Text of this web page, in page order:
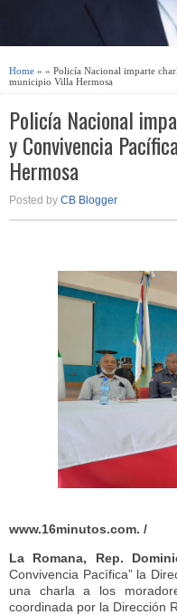
Home » » Policía Nacional imparte
municipio Villa Hermosa
Policía Nacional
y Convivencia
Hermosa
Posted by CB Blogger
www.16minutos.com. /
La Romana, Rep.
Convivencia Pacífica” la
una charla a los
coordinada por la Dirección